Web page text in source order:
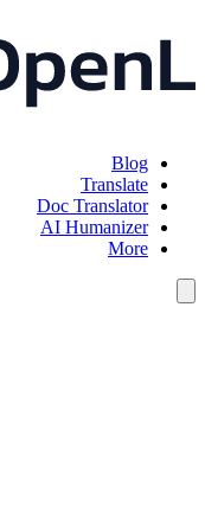
Blog
Translate
Doc Translator
AI Humanizer
More